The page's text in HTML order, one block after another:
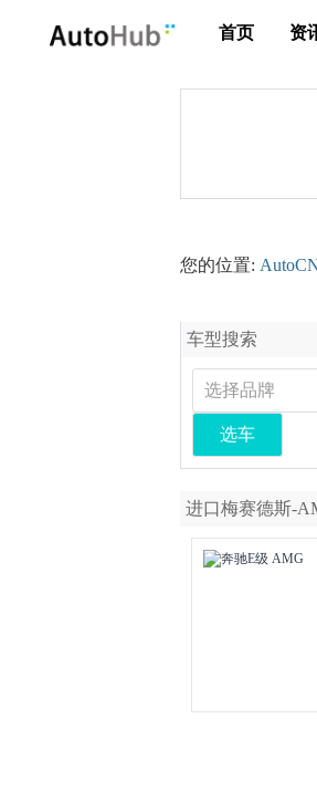
首页 资
您的位置:
车型搜索
选择品牌
选车
进口梅赛德斯-